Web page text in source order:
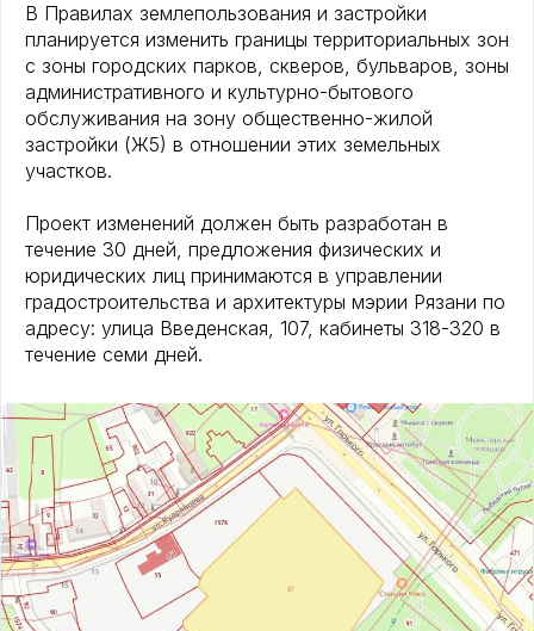
В Правилах землепользования и застройки
планируется изменить границы территориальных зон
с зоны городских парков, скверов, бульваров, зоны
административного и культурно-бытового
обслуживания на зону общественно-жилой
застройки (Ж5) в отношении этих земельных
участков.
Проект изменений должен быть разработан в
течение 30 дней, предложения физических и
юридических лиц принимаются в управлении
градостроительства и архитектуры мэрии Рязани по
адресу: улица Введенская, 107, кабинеты 318-320 в
течение семи дней.